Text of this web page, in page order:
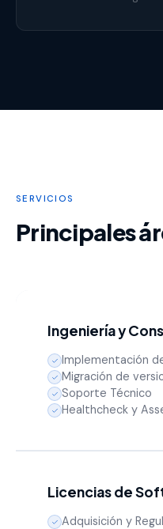
SERVICIOS
Principales
Ingeniería y
Implementación
Migración de
Soporte Técnico
Healthcheck y
Licencias de
Adquisición y